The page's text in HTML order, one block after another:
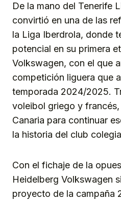
De la mano del Tenerife
convirtió en una de las
la Liga Iberdrola, donde
potencial en su primera
Volkswagen, con el que
competición liguera que
temporada 2024/2025.
voleibol griego y francés,
Canaria para continuar
la historia del club
Con el fichaje de la
Heidelberg Volkswagen
proyecto de la campaña